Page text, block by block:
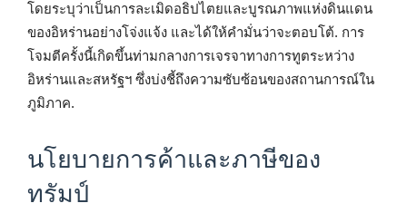
โดยระบุว่าเป็นการละเมิดอธิปไตยและบูรณภาพแห่งดินแดน
ของอิหร่านอย่างโจ่งแจ้ง และได้ให้คำมั่นว่าจะตอบโต้. การ
โจมตีครั้งนี้เกิดขึ้นท่ามกลางการเจรจาทางการทูตระหว่าง
อิหร่านและสหรัฐฯ ซึ่งบ่งชี้ถึงความซับซ้อนของสถานการณ์ใน
ภูมิภาค.
นโยบายการค้าและภาษีของ
ทรัมป์